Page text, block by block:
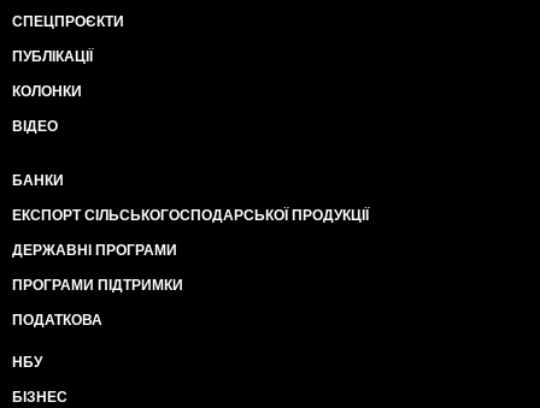
СПЕЦПРОЄКТИ
ПУБЛІКАЦІЇ
КОЛОНКИ
ВІДЕО
БАНКИ
ЕКСПОРТ СІЛЬСЬКОГОСПОДАРСЬКОЇ ПРОДУКЦІЇ
ДЕРЖАВНІ ПРОГРАМИ
ПРОГРАМИ ПІДТРИМКИ
ПОДАТКОВА
НБУ
БІЗНЕС